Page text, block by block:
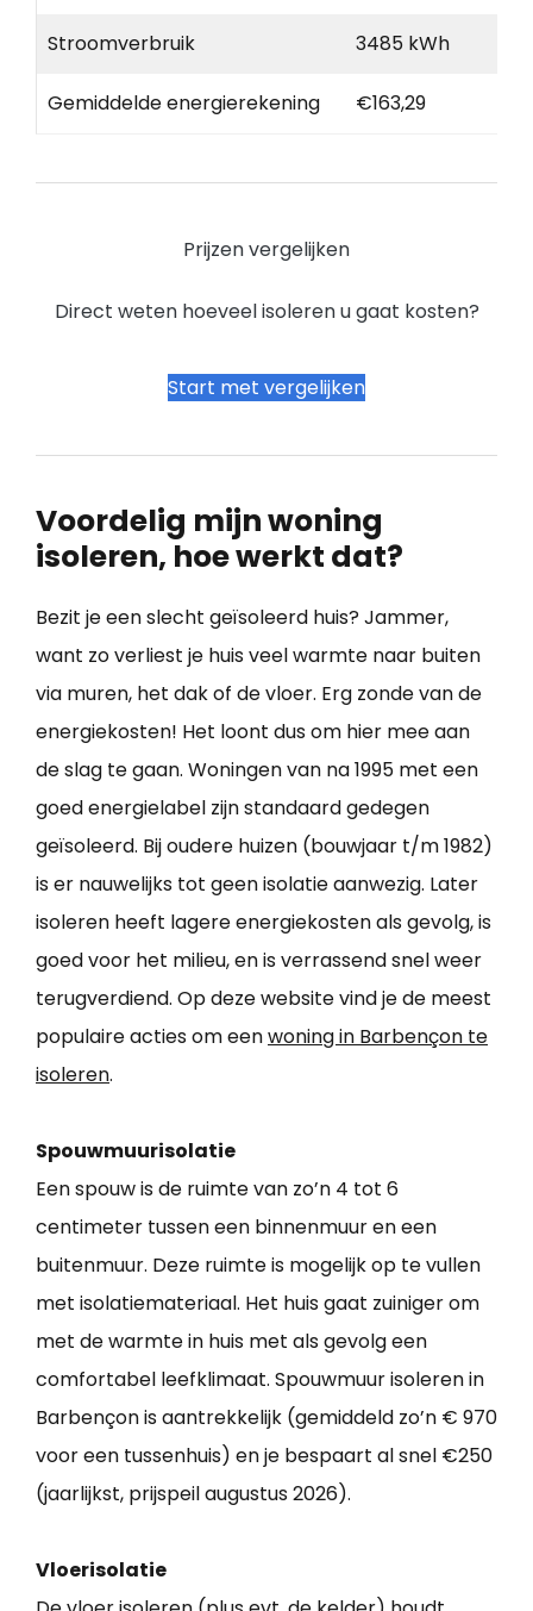
Stroomverbruik 3485 kWh
Gemiddelde energierekening €163,29
Prijzen vergelijken
Direct weten hoeveel isoleren u gaat kosten?
Start met vergelijken
Voordelig mijn woning
isoleren, hoe werkt dat?
Bezit je een slecht geïsoleerd huis? Jammer,
want zo verliest je huis veel warmte naar buiten
via muren, het dak of de vloer. Erg zonde van de
energiekosten! Het loont dus om hier mee aan
de slag te gaan. Woningen van na 1995 met een
goed energielabel zijn standaard gedegen
geïsoleerd. Bij oudere huizen (bouwjaar t/m 1982)
is er nauwelijks tot geen isolatie aanwezig. Later
isoleren heeft lagere energiekosten als gevolg, is
goed voor het milieu, en is verrassend snel weer
terugverdiend. Op deze website vind je de meest
populaire acties om eenwoning in Barbençon te
isoleren.
Spouwmuurisolatie
Een spouw is de ruimte van zo’n 4 tot 6
centimeter tussen een binnenmuur en een
buitenmuur. Deze ruimte is mogelijk op te vullen
met isolatiemateriaal. Het huis gaat zuiniger om
met de warmte in huis met als gevolg een
comfortabel leefklimaat. Spouwmuur isoleren in
Barbençon is aantrekkelijk (gemiddeld zo’n € 970
voor een tussenhuis) en je bespaart al snel €250
(jaarlijkst, prijspeil augustus 2026).
Vloerisolatie